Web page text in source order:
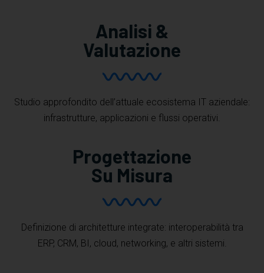
Analisi &
Valutazione
Studio approfondito dell’attuale ecosistema IT aziendale:
infrastrutture, applicazioni e flussi operativi.
Progettazione
Su Misura
Definizione di architetture integrate: interoperabilità tra
ERP, CRM, BI, cloud, networking, e altri sistemi.